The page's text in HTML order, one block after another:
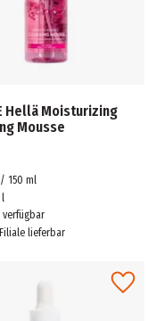
Hellä Moisturizing
Mousse
/ 150 ml
l
verfügbar
lieferbar